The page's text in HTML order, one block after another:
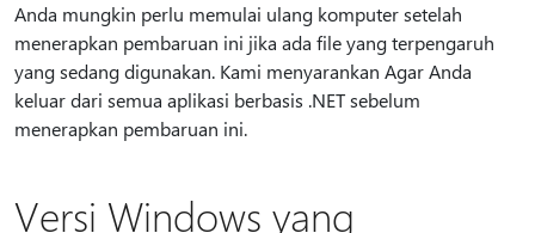
Anda mungkin perlu memulai ulang komputer setelah
menerapkan pembaruan ini jika ada file yang terpengaruh
yang sedang digunakan. Kami menyarankan Agar Anda
keluar dari semua aplikasi berbasis .NET sebelum
menerapkan pembaruan ini.
Versi Windows yang